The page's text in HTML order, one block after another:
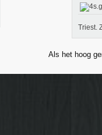
Triest.
Als het hoog